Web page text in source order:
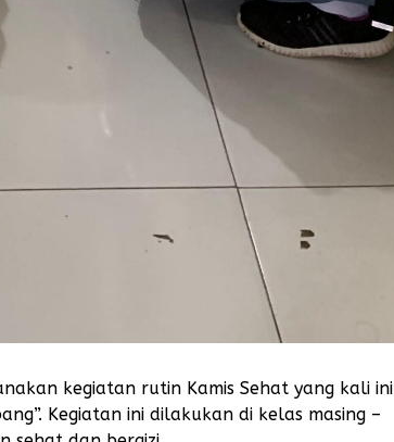
kegiatan rutin Kamis Sehat yang kali ini
Kegiatan ini dilakukan di kelas masing –